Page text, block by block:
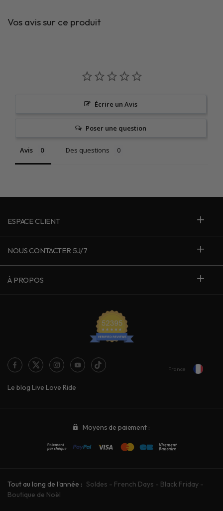
Vos avis sur ce produit
Écrire un Avis
Poser une question
Avis Des questions
ESPACE CLIENT
NOUS CONTACTER 5J/7
À PROPOS
Le blog Live Love Ride
France
Moyens de paiement :
Tout au long de l'année : Soldes - French Days - Black Friday -
Boutique de Noël